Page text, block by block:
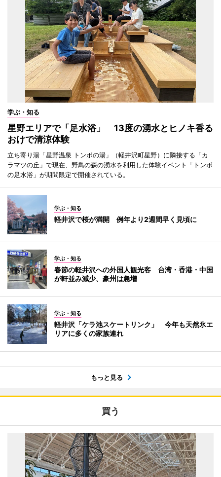
学ぶ・知る
星野エリアで「足水浴」 13度の湧水とヒノキ香る
おけで清涼体験
立ち寄り湯「星野温泉 トンボの湯」（軽井沢町星野）に隣接する「カ
ラマツの丘」で現在、野鳥の森の湧水を利用した体験イベント「トンボ
の足水浴」が期間限定で開催されている。
学ぶ・知る
軽井沢で桜が満開 例年より2週間早く見頃に
学ぶ・知る
春節の軽井沢への外国人観光客 台湾・香港・中国
が軒並み減少、豪州は急増
学ぶ・知る
軽井沢「ケラ池スケートリンク」 今年も天然氷エ
リアに多くの家族連れ
もっと見る
買う